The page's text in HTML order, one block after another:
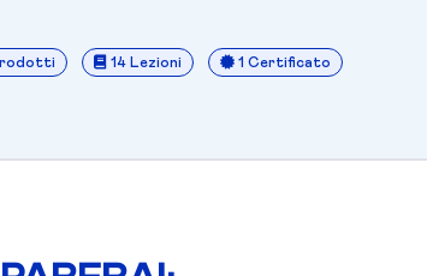
14 Lezioni 1 Certificato